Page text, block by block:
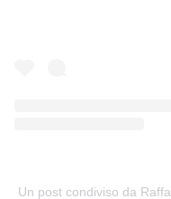
Un post condiviso da